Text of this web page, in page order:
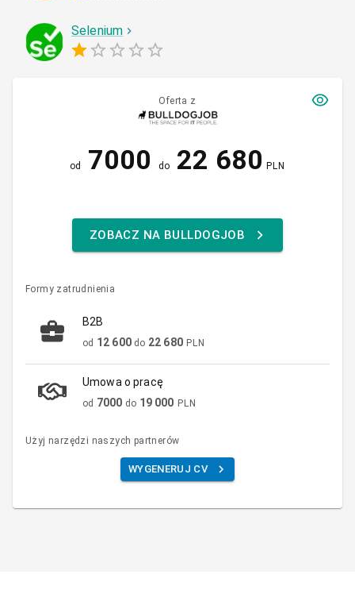
Selenium
Oferta z
od 7000 do 22 680 PLN
ZOBACZ NA BULLDOGJOB
Formy zatrudnienia
B2B
od 12 600 do 22 680 PLN
Umowa o pracę
od 7000 do 19 000 PLN
Użyj narzędzi naszych partnerów
WYGENERUJ CV